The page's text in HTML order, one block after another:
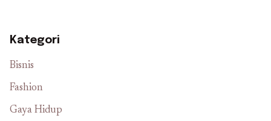
Kategori
Bisnis
Fashion
Gaya Hidup